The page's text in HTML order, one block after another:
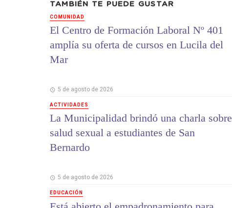
TAMBIÉN TE PUEDE GUSTAR
COMUNIDAD
El Centro de Formación Laboral Nº 401
amplía su oferta de cursos en Lucila del
Mar
5 de agosto de 2026
ACTIVIDADES
La Municipalidad brindó una charla sobre
salud sexual a estudiantes de San
Bernardo
5 de agosto de 2026
EDUCACIÓN